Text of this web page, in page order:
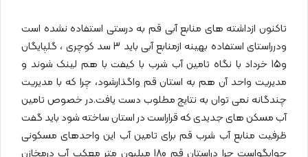
تاکنون ازداشته های منابع آبی قم به درستی استفاده نشده است
ودرراستای استفاده بهینه ازمنابع آبی باید 3 سد کوچری ، گلپایگان
و15 خرداد با نگاه تامین آب شرب با کیفت با هم لینک شوند و
مدیریت واحد آن هم به استان قم واگذارشود، چرا که با مدیریت
چندگانه نمی توان به نتایج مطلوب دست یافت.در خصوص تامین
آب مسکن های جدیدی که قراراست در استان ساخته شود باید گفت
ظرفیت منابع آب شرب قم برای تامین آب این واحدهای مسکونی